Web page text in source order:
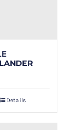
Details